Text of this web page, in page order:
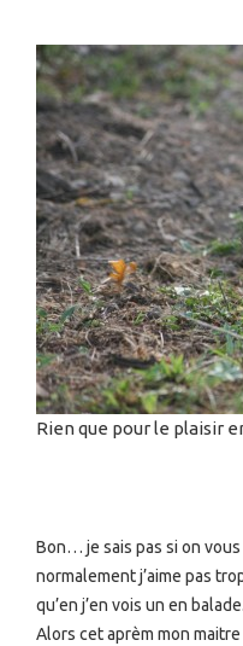
Rien que pour le plaisir
Bon… je sais pas si on vous
normalement j’aime pas
qu’en j’en vois un en balade.
Alors cet aprèm mon